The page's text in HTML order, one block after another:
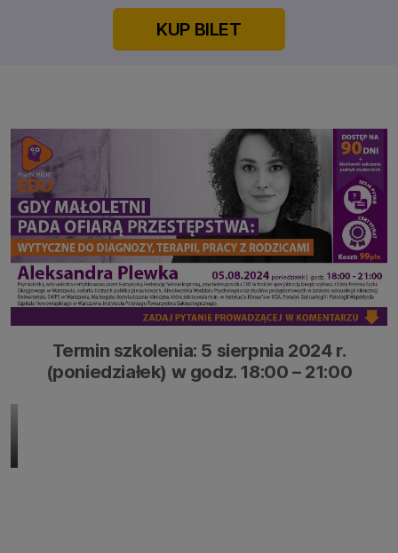
KUP BILET
Termin szkolenia: 5 sierpnia 2024 r.
(poniedziałek) w godz. 18:00 – 21:00